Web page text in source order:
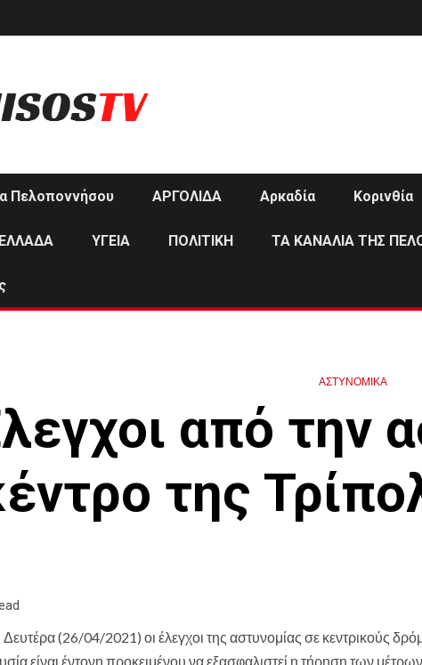
Πελοποννήσου ΑΡΓΟΛΙΔΑ Αρκαδία Κορινθία
ΕΛΛΑΔΑ ΥΓΕΙΑ ΠΟΛΙΤΙΚΗ ΤΑ ΚΑΝΑΛΙΑ ΤΗΣ
ΑΣΤΥΝΟΜΙΚΑ
από την
της
(26/04/2021) οι έλεγχοι της αστυνομίας σε κεντρικούς
είναι έντονη προκειμένου να εξασφαλιστεί η τήρηση των